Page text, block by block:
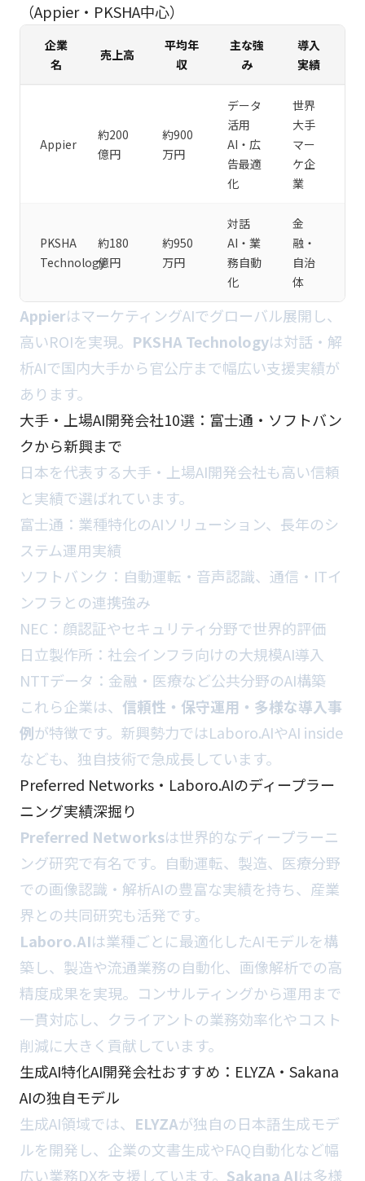
（Appier・PKSHA中心）
企業
名
売上高
平均年
収
主な強
み
導入
実績
Appier
約200
億円
約900
万円
データ
活用
AI・広
告最適
化
世界
大手
マー
ケ企
業
PKSHA
Technology
約180
億円
約950
万円
対話
AI・業
務自動
化
金
融・
自治
体
AppierはマーケティングAIでグローバル展開し、
高いROIを実現。 PKSHA Technologyは対話・解
析AIで国内大手から官公庁まで幅広い支援実績が
あります。
大手・上場AI開発会社10選：富士通・ソフトバン
クから新興まで
日本を代表する大手・上場AI開発会社も高い信頼
と実績で選ばれています。
富士通：業種特化のAIソリューション、長年のシ
ステム運用実績
ソフトバンク：自動運転・音声認識、通信・ITイ
ンフラとの連携強み
NEC：顔認証やセキュリティ分野で世界的評価
日立製作所：社会インフラ向けの大規模AI導入
NTTデータ：金融・医療など公共分野のAI構築
これら企業は、 信頼性・保守運用・多様な導入事
例が特徴です。新興勢力ではLaboro.AIやAI inside
なども、独自技術で急成長しています。
Preferred Networks・Laboro.AIのディープラー
ニング実績深掘り
Preferred Networksは世界的なディープラーニ
ング研究で有名です。自動運転、製造、医療分野
での画像認識・解析AIの豊富な実績を持ち、産業
界との共同研究も活発です。
Laboro.AIは業種ごとに最適化したAIモデルを構
築し、製造や流通業務の自動化、画像解析での高
精度成果を実現。コンサルティングから運用まで
一貫対応し、クライアントの業務効率化やコスト
削減に大きく貢献しています。
生成AI特化AI開発会社おすすめ：ELYZA・Sakana
AIの独自モデル
生成AI領域では、 ELYZAが独自の日本語生成モデ
ルを開発し、企業の文書生成やFAQ自動化など幅
広い業務DXを支援しています。 Sakana AIは多様